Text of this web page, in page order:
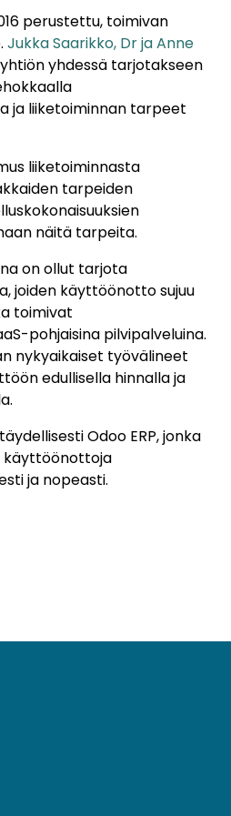
perustettu, toimivan
Jukka Saarikko, Dr ja Anne
yhdessä tarjotakseen
ja liiketoiminnan tarpeet
liiketoiminnasta
tarpeiden
näitä tarpeita.
on ollut tarjota
joiden käyttöönotto sujuu
toimivat
pohjaisina pilvipalveluina.
nykyaikaiset työvälineet
edullisella hinnalla ja
Odoo ERP, jonka
käyttöönottoja
ja nopeasti.